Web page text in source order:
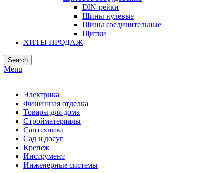
DIN-рейки
Шины нулевые
Шины соединительные
Щитки
ХИТЫ ПРОДАЖ
Search
Menu
Электрика
Финишная отделка
Товары для дома
Стройматериалы
Сантехника
Сад и досуг
Крепеж
Инструмент
Инженерные системы